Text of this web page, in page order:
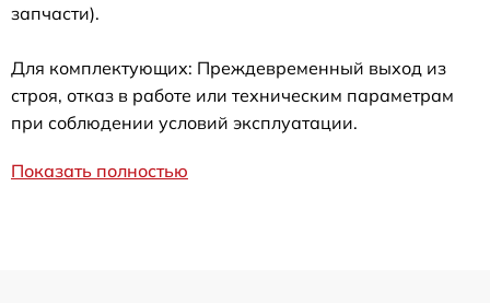
запчасти).
Для комплектующих: Преждевременный выход из
строя, отказ в работе или техническим параметрам
при соблюдении условий эксплуатации.
Показать полностью